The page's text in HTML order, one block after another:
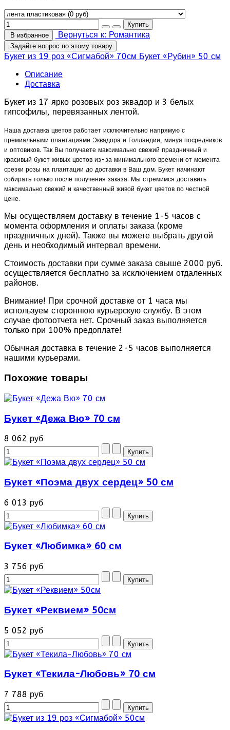
В избранное Вернуться к: Романтика
Задайте вопрос по этому товару
Букет из 19 роз «Сигмабой» 70см Букет «Рубин» 50 см
Описание
Доставка
Букет из 17 ярко розовых роз эквадор и 3 белых
гипсофилы, перевязанных лентой.
Наша доставка цветов работает исключительно напрямую с
премиальными плантациями Эквадора и Голландии, минуя посредников
и оптовиков. Так Вы получаете максимально свежий праздничный и
красивый букет живых цветов из-за минимального времени от момента
срезки розы на плантации до доставки в Ваш дом. Букет начинают
собирать только после получения заказа. Мы стремимся доставить
максимально свежий и качественный живой букет цветов по честной
цене.
Мы осуществляем доставку в течение 1-5 часов с
момента оформления и оплаты заказа (кроме
праздничных дней). Также вы можете выбрать другой
день и необходимый интервал времени.
Стоимость доставки при сумме заказа свыше 2000 руб.
осуществляется бесплатно за исключением отдаленных
районов.
Внимание! При срочной доставке от 1 часа мы
используем стороннюю курьерскую службу. В этом
случае фотоотчета нет. Срочный заказ выполняется
только при 100% предоплате!
Обычная доставка в течение 2-5 часов выполняется
нашими курьерами.
Похожие товары
Букет «Дежа Вю» 70 см
8 062 руб
Букет «Поэма двух сердец» 50 см
6 013 руб
Букет «Любимка» 60 см
3 756 руб
Букет «Реквием» 50см
5 052 руб
Букет «Текила-Любовь» 70 см
7 788 руб